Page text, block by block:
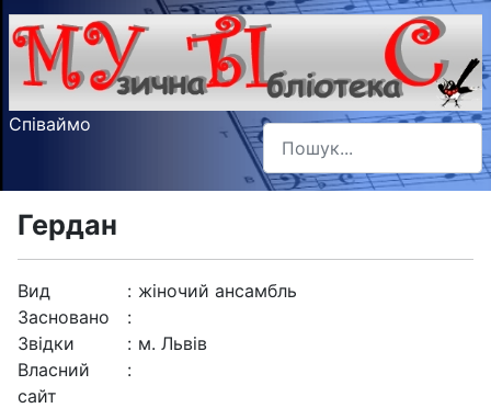
Співаймо Пошук
Type 2 or more characters
Гердан
Вид : жіночий ансамбль
Засновано
:
Звідки
: м. Львів
Власний
сайт
: